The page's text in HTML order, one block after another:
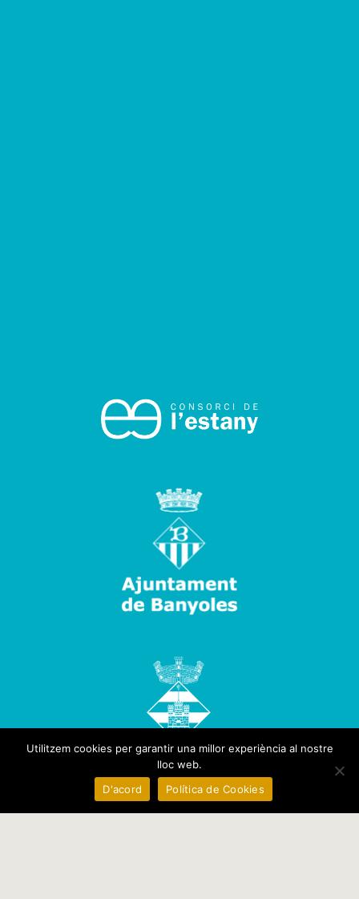
Utilitzem cookies per garantir una millor experiència al nostre
lloc web.
D'acord
Política de Cookies